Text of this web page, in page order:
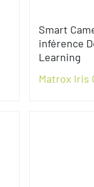
Smart
inférence
Learning
Matrox Iris